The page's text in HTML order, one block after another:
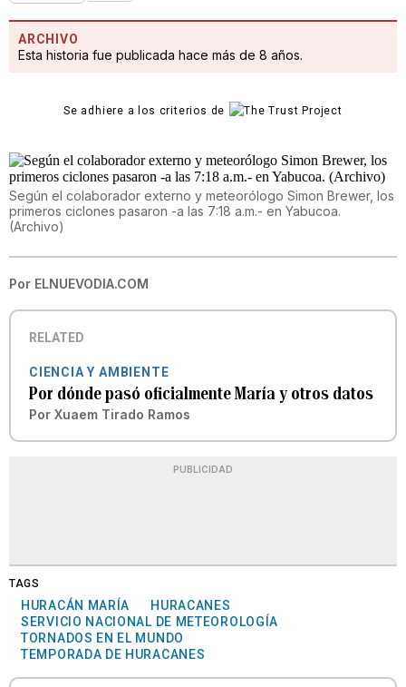
ARCHIVO
Esta historia fue publicada hace más de 8 años.
Se adhiere a los criterios de
Según el colaborador externo y meteorólogo Simon Brewer, los
primeros ciclones pasaron -a las 7:18 a.m.- en Yabucoa.
(Archivo)
Por ELNUEVODIA.COM
RELATED
CIENCIA Y AMBIENTE
Por dónde pasó oficialmente María y otros datos
Por Xuaem Tirado Ramos
PUBLICIDAD
TAGS
HURACÁN MARÍA
HURACANES
SERVICIO NACIONAL DE METEOROLOGÍA
TORNADOS EN EL MUNDO
TEMPORADA DE HURACANES